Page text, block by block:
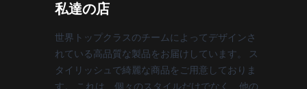
私達の店
世界トップクラスのチームによってデザインさ
れている高品質な製品をお届けしています。 ス
タイリッシュで綺麗な商品をご用意しておりま
す。 これは、個々のスタイルだけでなく、他の